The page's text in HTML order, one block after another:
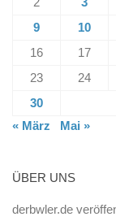
9
10
16
17
23
24
30
« März
Mai »
ÜBER UNS
derbwler.de